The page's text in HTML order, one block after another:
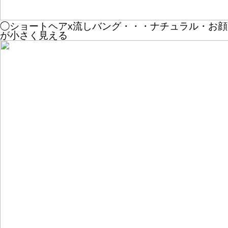
◯ショートヘアx流しバング・・・ナチュラル・お顔
が小さく見える